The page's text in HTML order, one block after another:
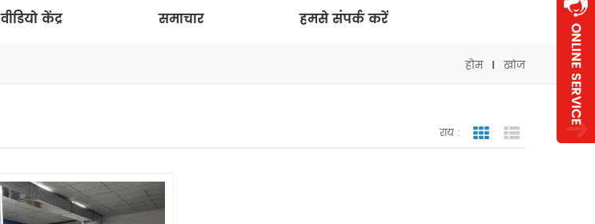
वीडियो केंद्र समाचार हमसे संपर्क करें
होम खोज
राय : जाली देखनासूची दृश्य